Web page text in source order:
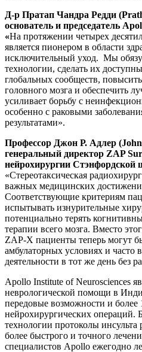
Д-р Пратап Чандра Редди
основатель и председатель
«На протяжении четырех
является пионером в области
исключительный уход. Мы
технологии, сделать их
глобальных сообществ,
головного мозга и обеспечить
усиливает борьбу с
особенно с раковыми
результатами».
Профессор Джон Р. Адлер
генеральный директор ZAP
нейрохирургии
«Стереотаксическая
важных медицинских
Соответствующие критериям
испытывать изнурительные
потенциально терять
терапии всего мозга. Вместо
ZAP-X пациенты теперь могут
амбулаторных условиях и часто
деятельности в тот же день без
Apollo Institute of Neurosciences
неврологической помощи в
передовые возможности и
нейрохирургических операций.
технологии протоколы
более быстрого и точного
специалистов Apollo ежегодно